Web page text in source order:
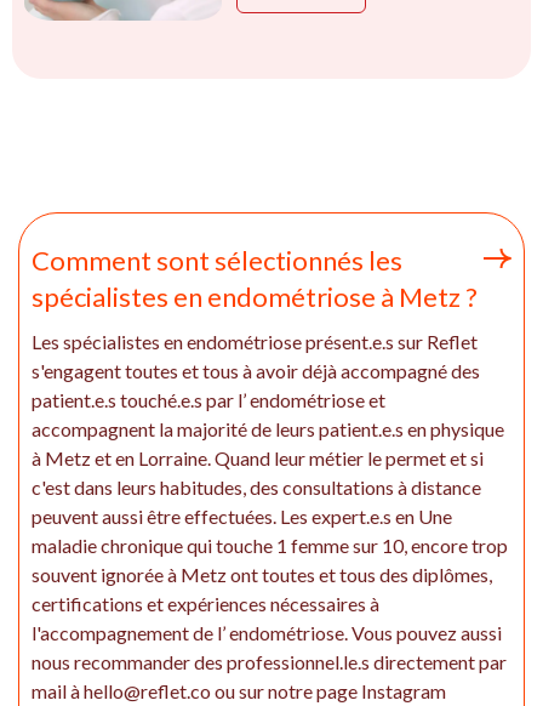
Comment sont sélectionnés les
spécialistes en endométriose à Metz ?
Les spécialistes en endométriose présent.e.s sur Reflet
s'engagent toutes et tous à avoir déjà accompagné des
patient.e.s touché.e.s par l’ endométriose et
accompagnent la majorité de leurs patient.e.s en physique
à Metz et en Lorraine. Quand leur métier le permet et si
c'est dans leurs habitudes, des consultations à distance
peuvent aussi être effectuées. Les expert.e.s en Une
maladie chronique qui touche 1 femme sur 10, encore trop
souvent ignorée à Metz ont toutes et tous des diplômes,
certifications et expériences nécessaires à
l'accompagnement de l’ endométriose. Vous pouvez aussi
nous recommander des professionnel.le.s directement par
mail à hello@reflet.co ou sur notre page Instagram